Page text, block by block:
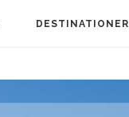
DESTINATIONER